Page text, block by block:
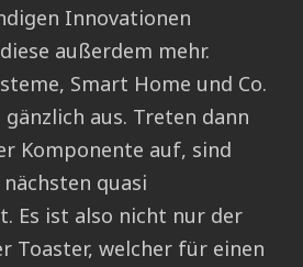
Innovationen
außerdem mehr.
Smart Home und Co.
aus. Treten dann
Komponente auf, sind
quasi
Es ist also nicht nur der
Toaster, welcher für einen